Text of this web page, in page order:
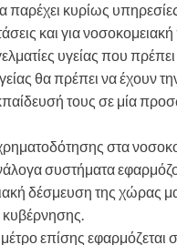
παρέχει κυρίως
και για
υγείας που
θα πρέπει να έχουν
τους σε μία
στα
συστήματα
δέσμευση της χώρας
κυβέρνησης.
επίσης εφαρμόζεται